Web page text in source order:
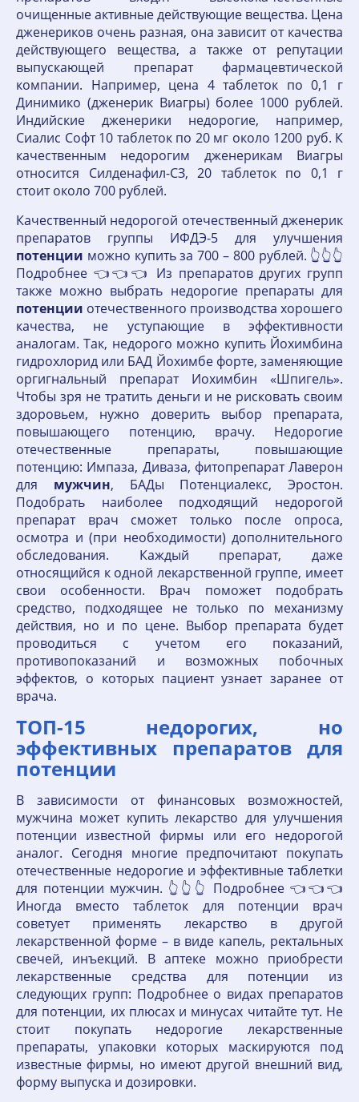
очищенные активные действующие вещества. Цена
дженериков очень разная, она зависит от качества
действующего вещества, а также от репутации
выпускающей препарат фармацевтической
компании. Например, цена 4 таблеток по 0,1 г
Динимико (дженерик Виагры) более 1000 рублей.
Индийские дженерики недорогие, например,
Сиалис Софт 10 таблеток по 20 мг около 1200 руб. К
качественным недорогим дженерикам Виагры
относится Силденафил-СЗ, 20 таблеток по 0,1 г
стоит около 700 рублей.
Качественный недорогой отечественный дженерик
препаратов группы ИФДЭ-5 для улучшения
потенции можно купить за 700 – 800 рублей. 👆👆👆
Подробнее 👈👈👈 Из препаратов других групп
также можно выбрать недорогие препараты для
потенции отечественного производства хорошего
качества, не уступающие в эффективности
аналогам. Так, недорого можно купить Йохимбина
гидрохлорид или БАД Йохимбе форте, заменяющие
оргигнальный препарат Иохимбин «Шпигель».
Чтобы зря не тратить деньги и не рисковать своим
здоровьем, нужно доверить выбор препарата,
повышающего потенцию, врачу. Недорогие
отечественные препараты, повышающие
потенцию: Импаза, Диваза, фитопрепарат Лаверон
для мужчин, БАДы Потенциалекс, Эростон.
Подобрать наиболее подходящий недорогой
препарат врач сможет только после опроса,
осмотра и (при необходимости) дополнительного
обследования. Каждый препарат, даже
относящийся к одной лекарственной группе, имеет
свои особенности. Врач поможет подобрать
средство, подходящее не только по механизму
действия, но и по цене. Выбор препарата будет
проводиться с учетом его показаний,
противопоказаний и возможных побочных
эффектов, о которых пациент узнает заранее от
врача.
ТОП-15 недорогих, но
эффективных препаратов для
потенции
В зависимости от финансовых возможностей,
мужчина может купить лекарство для улучшения
потенции известной фирмы или его недорогой
аналог. Сегодня многие предпочитают покупать
отечественные недорогие и эффективные таблетки
для потенции мужчин. 👆👆👆 Подробнее 👈👈👈
Иногда вместо таблеток для потенции врач
советует применять лекарство в другой
лекарственной форме – в виде капель, ректальных
свечей, инъекций. В аптеке можно приобрести
лекарственные средства для потенции из
следующих групп: Подробнее о видах препаратов
для потенции, их плюсах и минусах читайте тут. Не
стоит покупать недорогие лекарственные
препараты, упаковки которых маскируются под
известные фирмы, но имеют другой внешний вид,
форму выпуска и дозировки.